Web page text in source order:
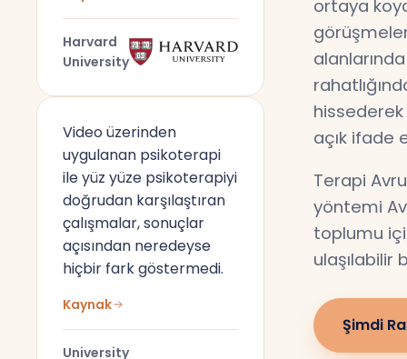
Harvard
University
Video üzerinden
uygulanan psikoterapi
ile yüz yüze psikoterapiyi
doğrudan karşılaştıran
çalışmalar, sonuçlar
açısından neredeyse
hiçbir fark göstermedi.
Kaynak
University
ortaya
açık ifade
Terapi
yöntemi
toplumu
ulaşılabilir
Şimdi